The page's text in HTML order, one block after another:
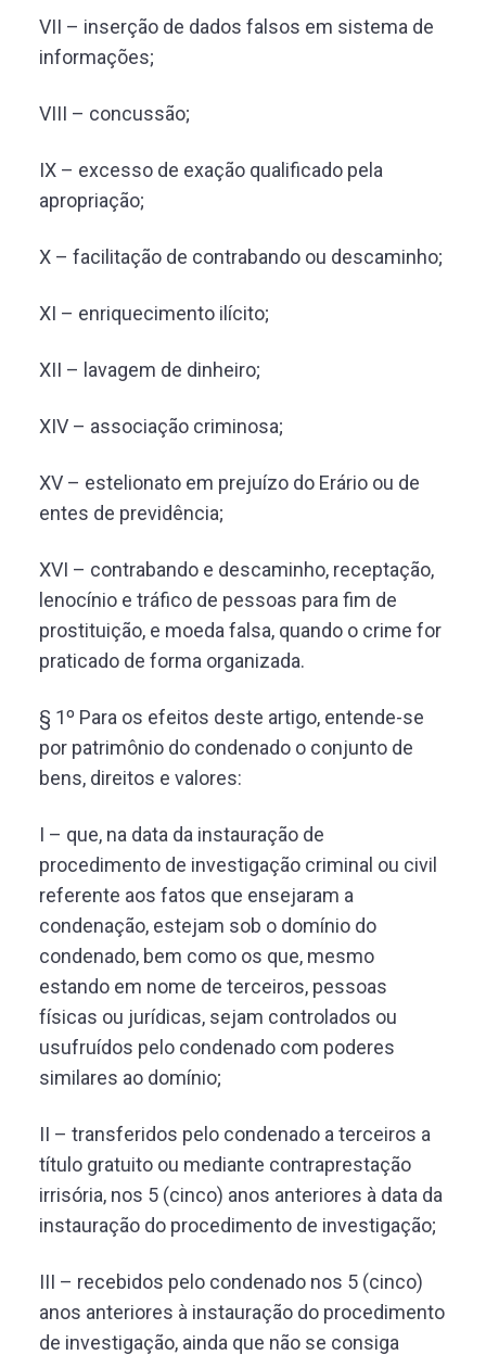
VII – inserção de dados falsos em sistema de
informações;
VIII – concussão;
IX – excesso de exação qualificado pela
apropriação;
X – facilitação de contrabando ou descaminho;
XI – enriquecimento ilícito;
XII – lavagem de dinheiro;
XIV – associação criminosa;
XV – estelionato em prejuízo do Erário ou de
entes de previdência;
XVI – contrabando e descaminho, receptação,
lenocínio e tráfico de pessoas para fim de
prostituição, e moeda falsa, quando o crime for
praticado de forma organizada.
§ 1º Para os efeitos deste artigo, entende-se
por patrimônio do condenado o conjunto de
bens, direitos e valores:
I – que, na data da instauração de
procedimento de investigação criminal ou civil
referente aos fatos que ensejaram a
condenação, estejam sob o domínio do
condenado, bem como os que, mesmo
estando em nome de terceiros, pessoas
físicas ou jurídicas, sejam controlados ou
usufruídos pelo condenado com poderes
similares ao domínio;
II – transferidos pelo condenado a terceiros a
título gratuito ou mediante contraprestação
irrisória, nos 5 (cinco) anos anteriores à data da
instauração do procedimento de investigação;
III – recebidos pelo condenado nos 5 (cinco)
anos anteriores à instauração do procedimento
de investigação, ainda que não se consiga